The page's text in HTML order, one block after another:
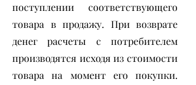
поступлении соответствующего
товара в продажу. При возврате
денег расчеты с потребителем
производятся исходя из стоимости
товара на момент его покупки.